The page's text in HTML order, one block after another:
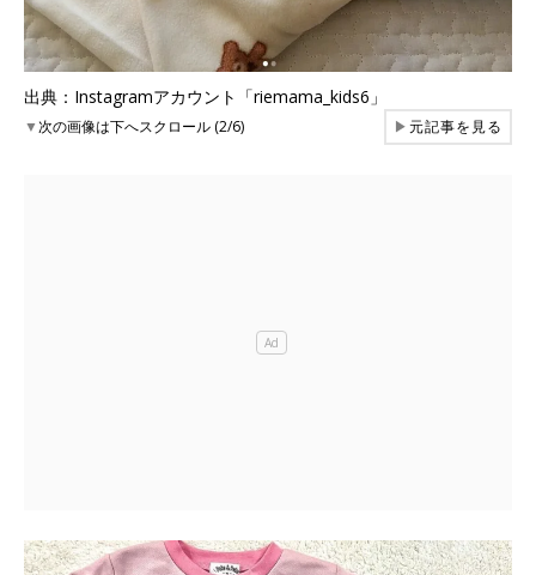
出典：Instagramアカウント「riemama_kids6」
▼次の画像は下へスクロール (2/6) ▶元記事を見る